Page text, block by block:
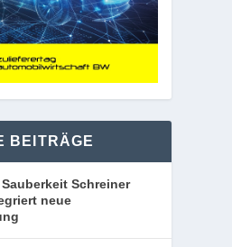
BEITRÄGE
Schreiner
neue